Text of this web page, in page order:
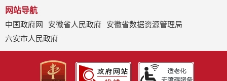
网站导航
中国政府网
安徽省人民政府
安徽省数据资源管理局
六安市人民政府